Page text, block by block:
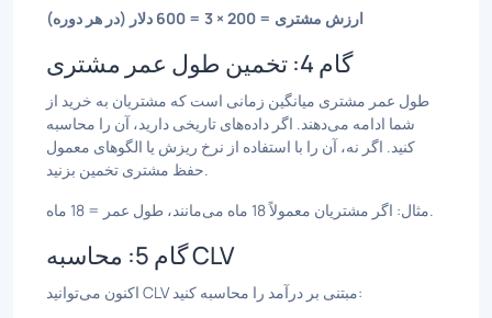
ارزش مشتری = 200 × 3 = 600 دلار (در هر دوره)
گام 4: تخمین طول عمر مشتری
طول عمر مشتری میانگین زمانی است که مشتریان به خرید از
شما ادامه می‌دهند. اگر داده‌های تاریخی دارید، آن را محاسبه
کنید. اگر نه، آن را با استفاده از نرخ ریزش یا الگوهای معمول
حفظ مشتری تخمین بزنید.
مثال: اگر مشتریان معمولاً 18 ماه می‌مانند، طول عمر = 18 ماه.
گام 5: محاسبه CLV
اکنون می‌توانید CLV مبتنی بر درآمد را محاسبه کنید: